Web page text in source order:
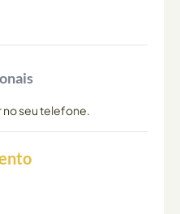
no seu telefone.